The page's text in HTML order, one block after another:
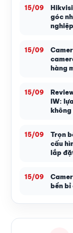
15/09
góc
nghiệp
15/09
hàng
15/09
IW:
không
15/09
Trọn
cấu
lắp
15/09
bền bỉ